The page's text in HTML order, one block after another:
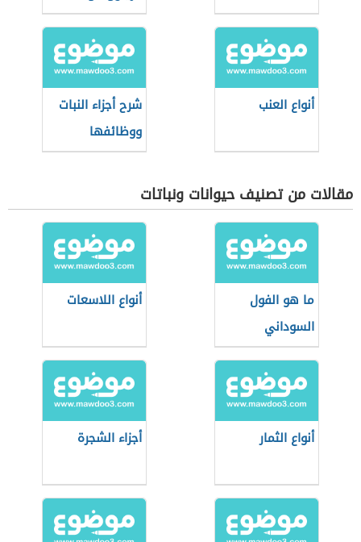
أنواع العنب
شرح أجزاء النبات
ووظائفها
للأطفال
مقالات من تصنيف حيوانات ونباتات
ما هو الفول
السوداني
أنواع اللاسعات
أنواع الثمار أجزاء الشجرة